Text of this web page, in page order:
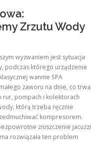
Zrzutu Wody
wyzwaniem jest sytuacja
podczas którego urządzenie
wannie SPA
zaworu na dnie, co trwa
rur, pompach i kolektorach
którą trzeba ręcznie
kompresorem.
zniszczenie jacuzzi
rozwiązała ten problem